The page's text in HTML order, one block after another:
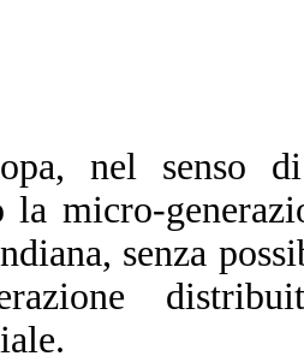
nel senso
la micro-
senza